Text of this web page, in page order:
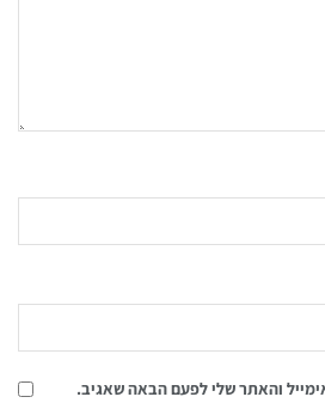
והאתר שלי לפעם הבאה שאגיב.